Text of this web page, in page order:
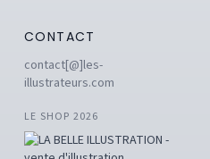
CONTACT
contact[@]les-
illustrateurs.com
LE SHOP 2026